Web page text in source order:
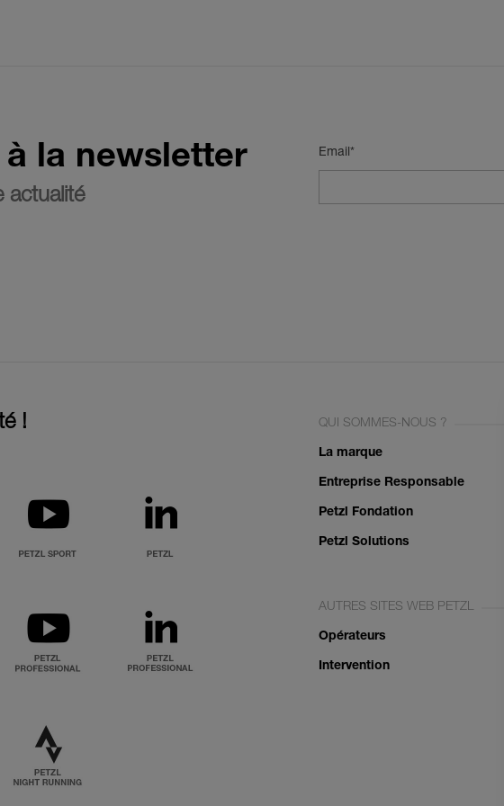
la newsletter
actualité
Email*
! QUI SOMMES-NOUS ?
La marque
Entreprise Responsable
Petzl Fondation
Petzl Solutions
AUTRES SITES WEB PETZL
Opérateurs
Intervention